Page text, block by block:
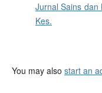
Jurnal Sains dan
Kes.
You may also start an